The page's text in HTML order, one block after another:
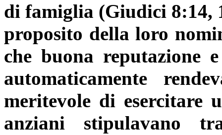
di famiglia (Giudici 8:14,
proposito della loro
che buona reputazione
automaticamente
meritevole di esercitare
anziani stipulavano